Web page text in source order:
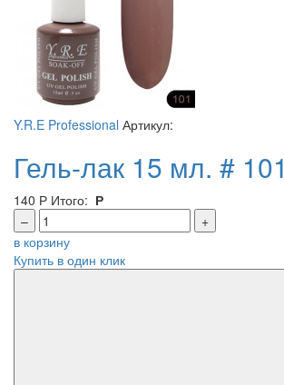
Y.R.E Professional Артикул:
Гель-лак 15 мл. # 101
140 Р Итого: Р
–
+
в корзину
Купить в один клик